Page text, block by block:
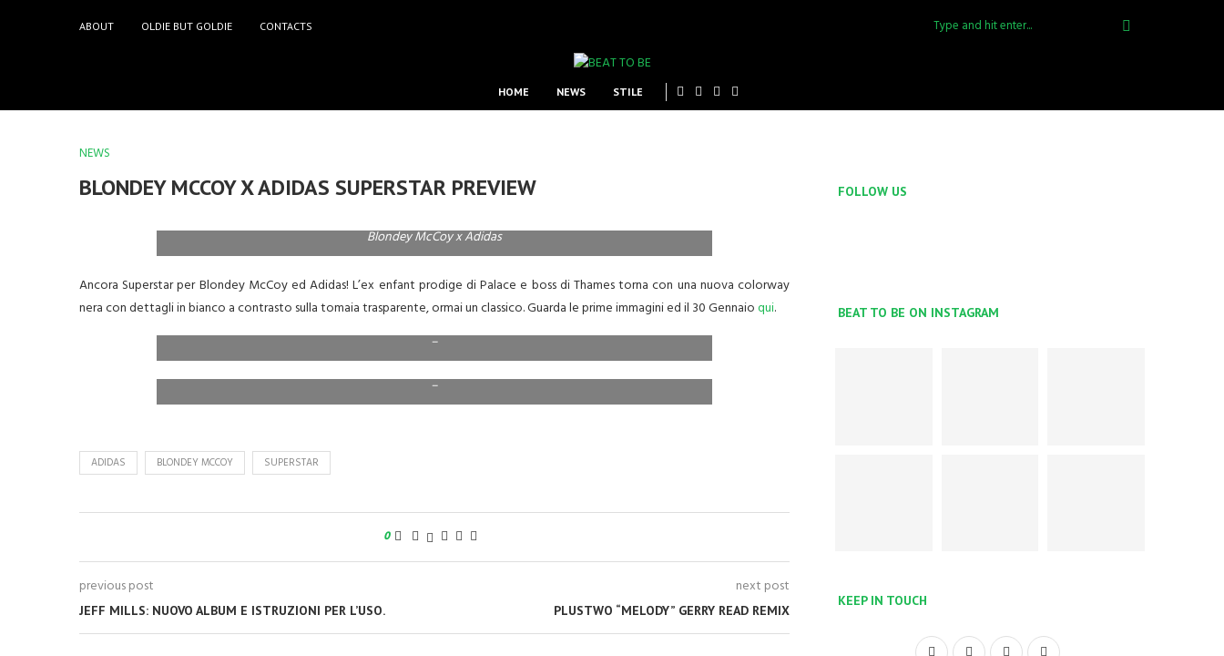
ABOUT OLDIE BUT GOLDIE CONTACTS
HOME NEWS STILE
NEWS
BLONDEY MCCOY X ADIDAS SUPERSTAR PREVIEW
Blondey McCoy x Adidas
Ancora Superstar per Blondey McCoy ed Adidas! L’ex enfant prodige di Palace e boss di Thames torna con una nuova colorway
nera con dettagli in bianco a contrasto sulla tomaia trasparente, ormai un classico. Guarda le prime immagini ed il 30 Gennaioqui.
–
–
ADIDAS BLONDEY MCCOY SUPERSTAR
0
previous post
JEFF MILLS: NUOVO ALBUM E ISTRUZIONI PER L’USO.
next post
PLUSTWO “MELODY” GERRY READ REMIX
FOLLOW US
BEAT TO BE ON INSTAGRAM
KEEP IN TOUCH